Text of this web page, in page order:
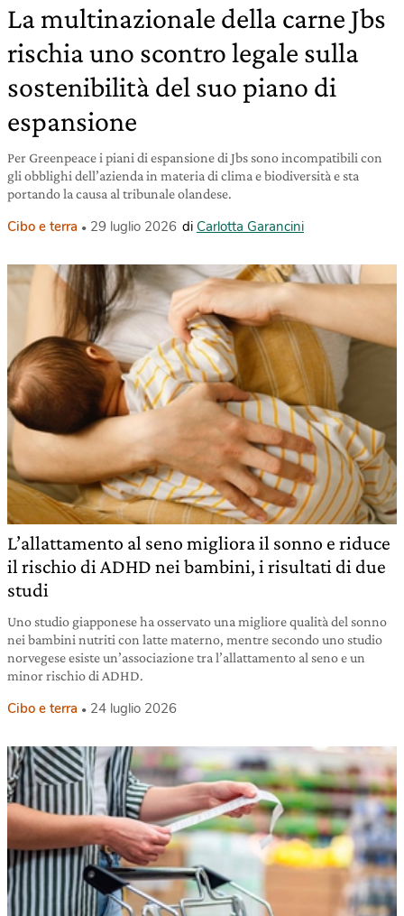
La multinazionale della carne Jbs
rischia uno scontro legale sulla
sostenibilità del suo piano di
espansione
Per Greenpeace i piani di espansione di Jbs sono incompatibili con
gli obblighi dell’azienda in materia di clima e biodiversità e sta
portando la causa al tribunale olandese.
Cibo e terra 29 luglio 2026 di Carlotta Garancini
L’allattamento al seno migliora il sonno e riduce
il rischio di ADHD nei bambini, i risultati di due
studi
Uno studio giapponese ha osservato una migliore qualità del sonno
nei bambini nutriti con latte materno, mentre secondo uno studio
norvegese esiste un’associazione tra l’allattamento al seno e un
minor rischio di ADHD.
Cibo e terra 24 luglio 2026